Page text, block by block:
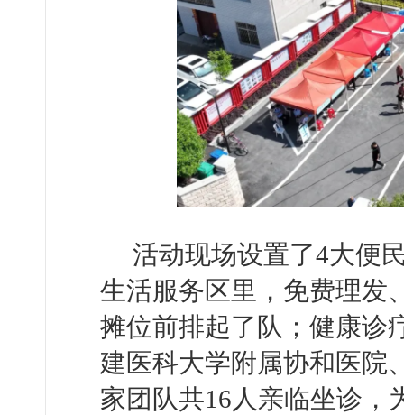
活动现场设置了4大便
生活服务区里，免费理发
摊位前排起了队；健康诊
建医科大学附属协和医院
家团队共16人亲临坐诊，